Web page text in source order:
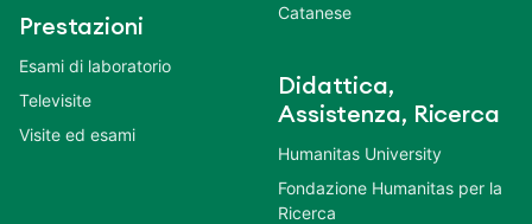
Prestazioni
Esami di laboratorio
Televisite
Visite ed esami
Catanese
Didattica,
Assistenza, Ricerca
Humanitas University
Fondazione Humanitas per la
Ricerca